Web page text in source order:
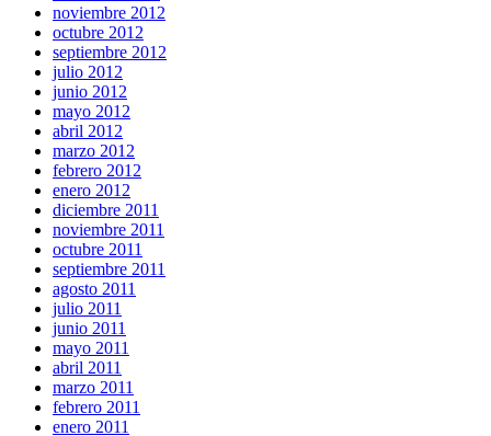
noviembre 2012
octubre 2012
septiembre 2012
julio 2012
junio 2012
mayo 2012
abril 2012
marzo 2012
febrero 2012
enero 2012
diciembre 2011
noviembre 2011
octubre 2011
septiembre 2011
agosto 2011
julio 2011
junio 2011
mayo 2011
abril 2011
marzo 2011
febrero 2011
enero 2011